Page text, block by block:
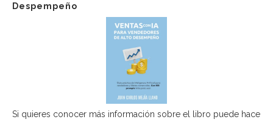
Despempeño
Si quieres conocer más información sobre el libro puede hace